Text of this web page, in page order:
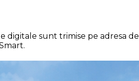
digitale sunt trimise pe adresa